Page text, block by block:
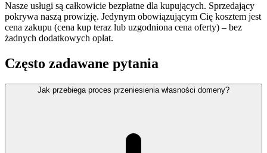
Nasze usługi są całkowicie bezpłatne dla kupujących. Sprzedający
pokrywa naszą prowizję. Jedynym obowiązującym Cię kosztem jest
cena zakupu (cena kup teraz lub uzgodniona cena oferty) – bez
żadnych dodatkowych opłat.
Często zadawane pytania
Jak przebiega proces przeniesienia własności domeny?